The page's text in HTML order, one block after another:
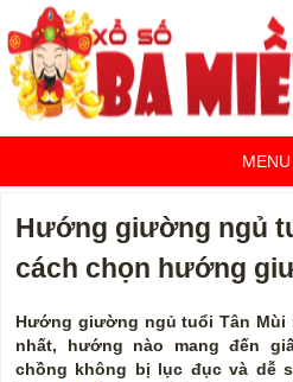
MENU
Hướng giường ngủ
cách chọn hướng
Hướng giường ngủ tuổi Tân
nhất, hướng nào mang đến
chồng không bị lục đục và dễ